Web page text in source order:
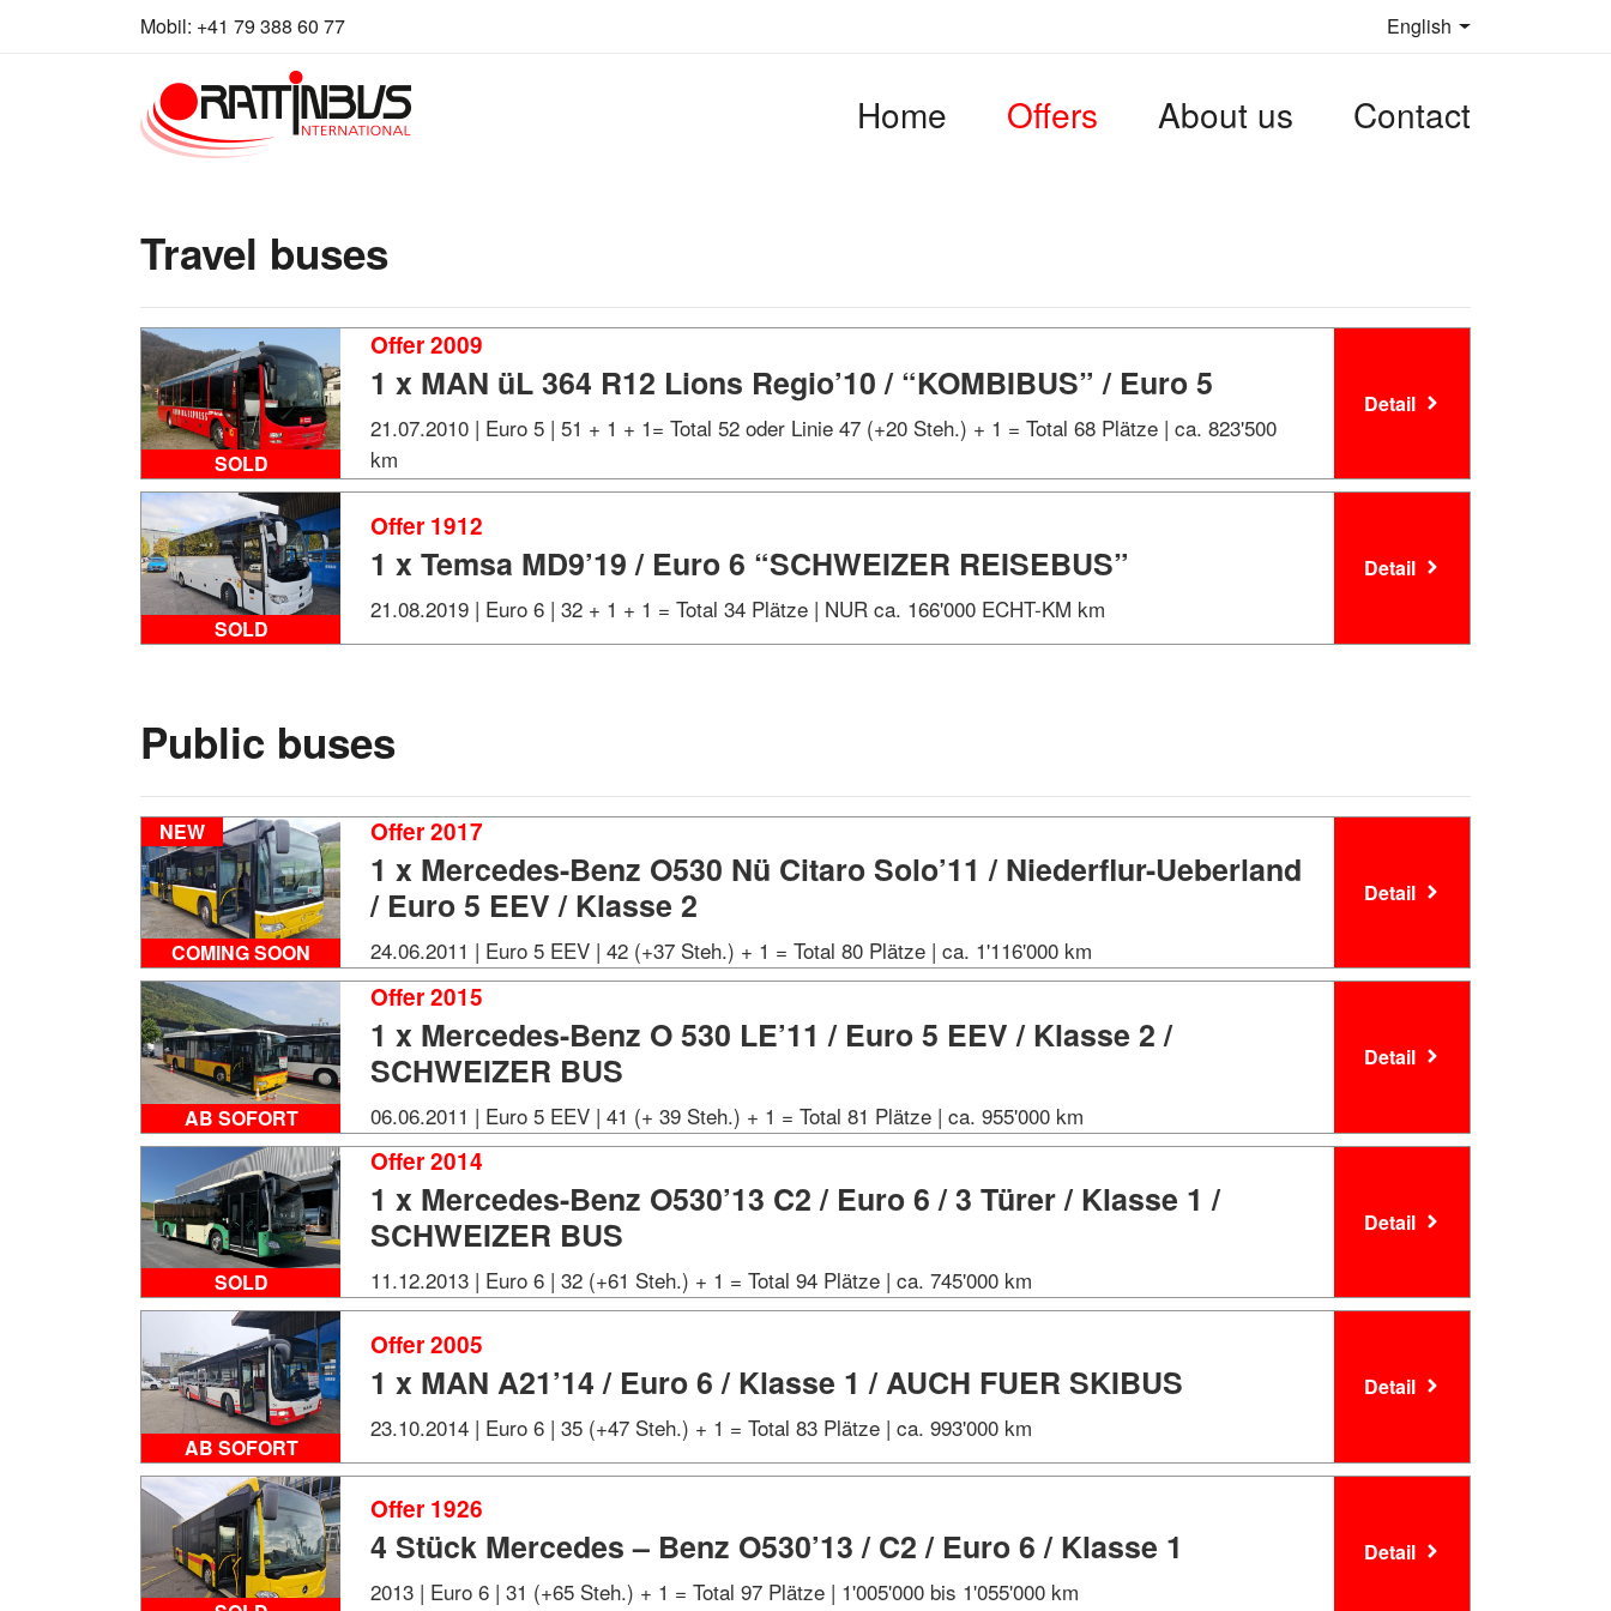
Mobil: +41 79 388 60 77 English
Home Offers About us Contact
Travel buses
SOLD
Offer 2009
1 x MAN üL 364 R12 Lions Regio’10 / “KOMBIBUS” / Euro 5
21.07.2010 | Euro 5 | 51 + 1 + 1= Total 52 oder Linie 47 (+20 Steh.) + 1 = Total 68 Plätze | ca. 823'500
km
Detail
SOLD
Offer 1912
1 x Temsa MD9’19 / Euro 6 “SCHWEIZER REISEBUS”
21.08.2019 | Euro 6 | 32 + 1 + 1 = Total 34 Plätze | NUR ca. 166'000 ECHT-KM km
Detail
Public buses
COMING SOON
NEW Offer 2017
1 x Mercedes-Benz O530 Nü Citaro Solo’11 / Niederflur-Ueberland
/ Euro 5 EEV / Klasse 2
24.06.2011 | Euro 5 EEV | 42 (+37 Steh.) + 1 = Total 80 Plätze | ca. 1'116'000 km
Detail
AB SOFORT
Offer 2015
1 x Mercedes-Benz O 530 LE’11 / Euro 5 EEV / Klasse 2 /
SCHWEIZER BUS
06.06.2011 | Euro 5 EEV | 41 (+ 39 Steh.) + 1 = Total 81 Plätze | ca. 955'000 km
Detail
SOLD
Offer 2014
1 x Mercedes-Benz O530’13 C2 / Euro 6 / 3 Türer / Klasse 1 /
SCHWEIZER BUS
11.12.2013 | Euro 6 | 32 (+61 Steh.) + 1 = Total 94 Plätze | ca. 745'000 km
Detail
AB SOFORT
Offer 2005
1 x MAN A21’14 / Euro 6 / Klasse 1 / AUCH FUER SKIBUS
23.10.2014 | Euro 6 | 35 (+47 Steh.) + 1 = Total 83 Plätze | ca. 993'000 km
Detail
Offer 1926
4 Stück Mercedes – Benz O530’13 / C2 / Euro 6 / Klasse 1
2013 | Euro 6 | 31 (+65 Steh.) + 1 = Total 97 Plätze | 1'005'000 bis 1'055'000 km
Detail